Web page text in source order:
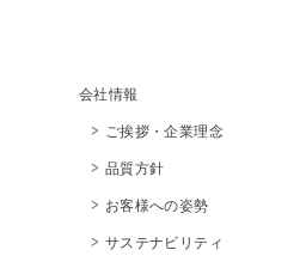
会社情報
ご挨拶・企業理念
品質方針
お客様への姿勢
サステナビリティ